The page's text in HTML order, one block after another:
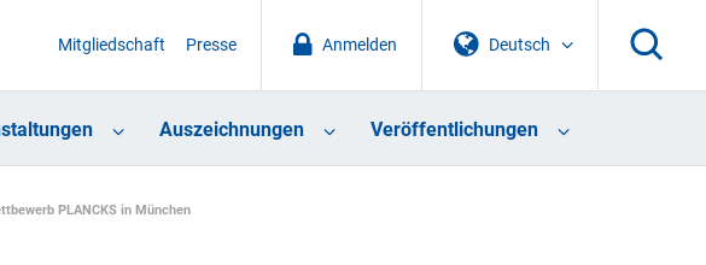
Deutsch
Anmelden
Mitgliedschaft Presse
Auszeichnungen Veröffentlichungen
PLANCKS in München